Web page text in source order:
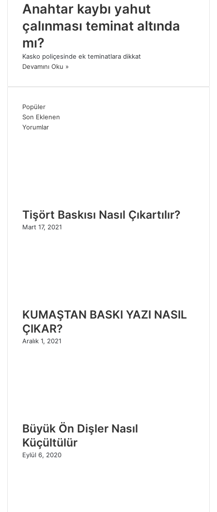
Anahtar kaybı yahut
çalınması teminat altında
mı?
Kasko poliçesinde ek teminatlara dikkat
Devamını Oku »
Popüler
Son Eklenen
Yorumlar
Tişört Baskısı Nasıl Çıkartılır?
Mart 17, 2021
KUMAŞTAN BASKI YAZI NASIL
ÇIKAR?
Aralık 1, 2021
Büyük Ön Dişler Nasıl
Küçültülür
Eylül 6, 2020